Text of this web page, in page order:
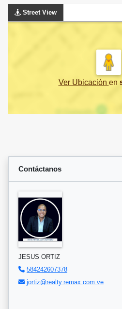
Street View
Ver Ubicación en
Contáctanos
JESUS ORTIZ
584242607378
jortiz@realty.remax.com.ve